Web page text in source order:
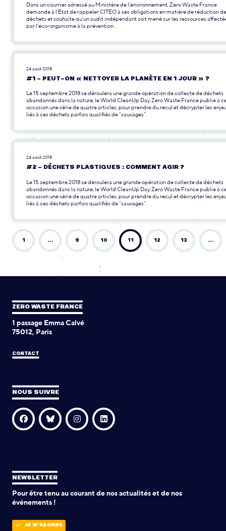
Dans un courrier adressé au Ministère de l’environnement, Zero Waste France
demande à l’Etat de rappeler CITEO à ses obligations en matière de réduction
déchets et souhaite qu’un audit indépendant soit mené sur les ressources
par l’éco-organisme à la prévention.
24 août 2018
#1 – PEUT-ON « NETTOYER LA PLANÈTE EN 1 JOUR » ?
Le 15 septembre 2018 se déroulera une grande opération de collecte de déchets
abandonnés dans la nature, le World CleanUp Day. Zero Waste France publie à
occasion une série de quatre articles, pour prendre du recul et décrypter les
liés à ces déchets parfois qualifiés de “sauvages”.
24 août 2018
#2 – DÉCHETS PLASTIQUES : COMMENT AGIR ?
Le 15 septembre 2018 se déroulera une grande opération de collecte de déchets
abandonnés dans la nature, le World CleanUp Day. Zero Waste France publie à
occasion une série de quatre articles, pour prendre du recul et décrypter les
liés à ces déchets parfois qualifiés de “sauvages”.
1 … 9 10 11 12 13 …
ZERO WASTE FRANCE
1 passage Emma Calvé
75012, Paris
CONTACT
NOUS SUIVRE
NEWSLETTER
Pour être tenu au courant de nos actualités et de nos
événements !
JE M'ABONNE